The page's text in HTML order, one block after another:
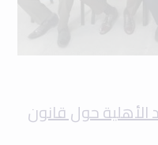
الأهلية حول قانون